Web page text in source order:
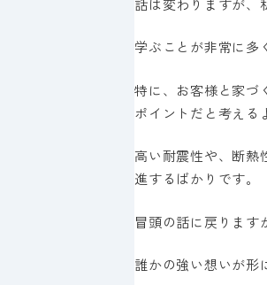
話は変わりますが、
学ぶことが非常に多
特に、お客様と家づ
ポイントだと考える
高い耐震性や、断熱
進するばかりです。
冒頭の話に戻ります
誰かの強い想いが形